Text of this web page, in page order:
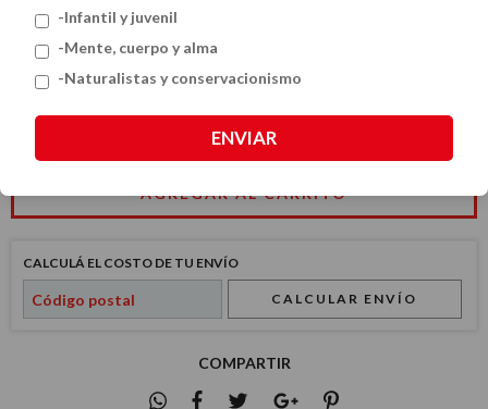
$42.36 USD
CALCULÁ EL COSTO DE TU ENVÍO
CALCULAR ENVÍO
COMPARTIR
-Infantil y juvenil
-Mente, cuerpo y alma
-Naturalistas y conservacionismo
ENVIAR